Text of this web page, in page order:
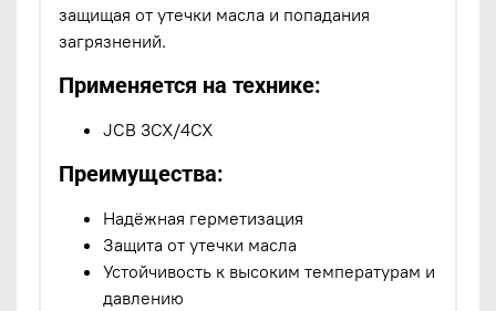
защищая от утечки масла и попадания
загрязнений.
Применяется на технике:
JCB 3CX/4CX
Преимущества:
Надёжная герметизация
Защита от утечки масла
Устойчивость к высоким температурам и
давлению